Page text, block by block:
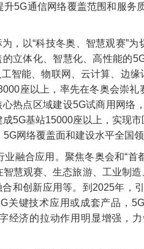
5G通信网络覆盖范围和服务
，以“科技冬奥、智慧观赛”
立体化、智慧化、高性能的
智能、物联网、云计算、边缘
座以上，率先在冬奥会崇
热点区域建设5G试商用网络
5G基站15000座以上，实现
网络覆盖面和建设水平全国领
业融合应用。聚焦冬奥会和“首
慧观赛、生态旅游、工业制
和创新应用等。到2025年，
关键技术应用或成套产品，
经济的拉动作用明显增强，